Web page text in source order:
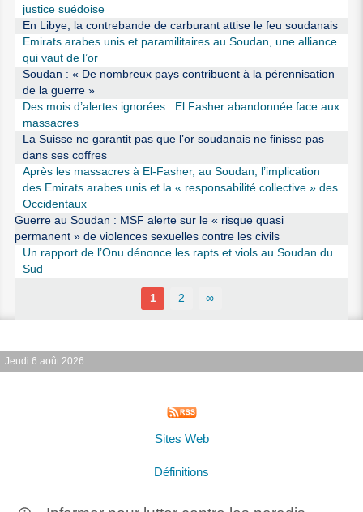
justice suédoise
En Libye, la contrebande de carburant attise le feu soudanais
Emirats arabes unis et paramilitaires au Soudan, une alliance
qui vaut de l’or
Soudan : « De nombreux pays contribuent à la pérennisation
de la guerre »
Des mois d’alertes ignorées : El Fasher abandonnée face aux
massacres
La Suisse ne garantit pas que l’or soudanais ne finisse pas
dans ses coffres
Après les massacres à El-Fasher, au Soudan, l’implication
des Emirats arabes unis et la « responsabilité collective » des
Occidentaux
Guerre au Soudan : MSF alerte sur le « risque quasi
permanent » de violences sexuelles contre les civils
Un rapport de l’Onu dénonce les rapts et viols au Soudan du
Sud
1 2 ∞
Jeudi 6 août 2026
Sites Web
Définitions